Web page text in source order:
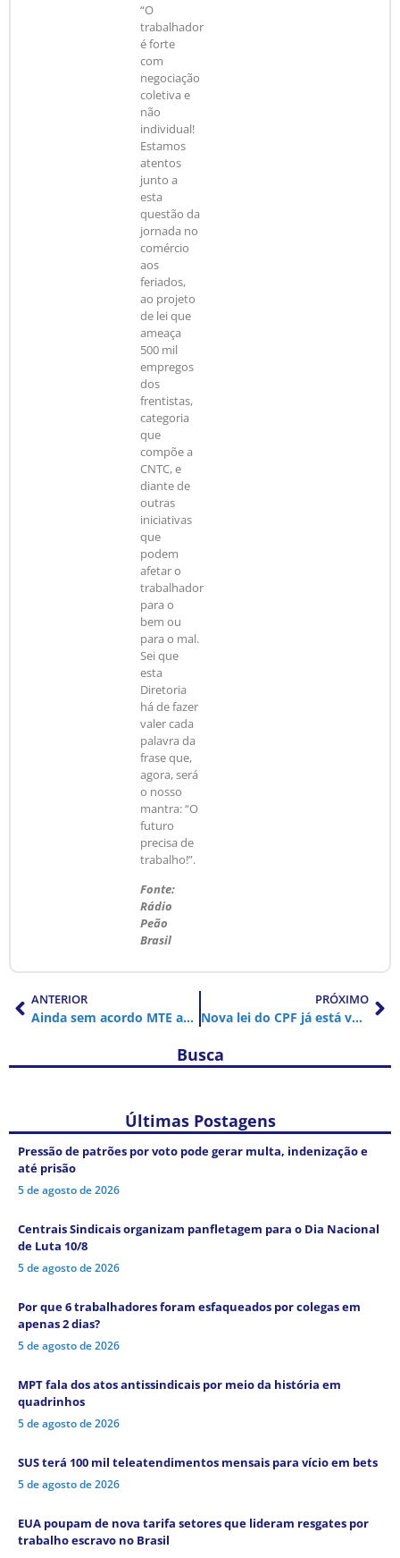
“O
trabalhador
é forte
com
negociação
coletiva e
não
individual!
Estamos
atentos
junto a
esta
questão da
jornada no
comércio
aos
feriados,
ao projeto
de lei que
ameaça
500 mil
empregos
dos
frentistas,
categoria
que
compõe a
CNTC, e
diante de
outras
iniciativas
que
podem
afetar o
trabalhador
para o
bem ou
para o mal.
Sei que
esta
Diretoria
há de fazer
valer cada
palavra da
frase que,
agora, será
o nosso
mantra: “O
futuro
precisa de
trabalho!”.
Fonte:
Rádio
Peão
Brasil
ANTERIOR
Ainda sem acordo MTE adia por mais 90 dias regulamentação do trabalho aos domingos e feriados
PRÓXIMO
Nova lei do CPF já está valendo; saiba o que mudou e como tirar o novo documento
Busca
Últimas Postagens
Pressão de patrões por voto pode gerar multa, indenização e
até prisão
5 de agosto de 2026
Centrais Sindicais organizam panfletagem para o Dia Nacional
de Luta 10/8
5 de agosto de 2026
Por que 6 trabalhadores foram esfaqueados por colegas em
apenas 2 dias?
5 de agosto de 2026
MPT fala dos atos antissindicais por meio da história em
quadrinhos
5 de agosto de 2026
SUS terá 100 mil teleatendimentos mensais para vício em bets
5 de agosto de 2026
EUA poupam de nova tarifa setores que lideram resgates por
trabalho escravo no Brasil